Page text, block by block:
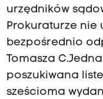
urzędników
Prokuraturze nie
bezpośrednio
Tomasza
poszukiwana
sześcioma